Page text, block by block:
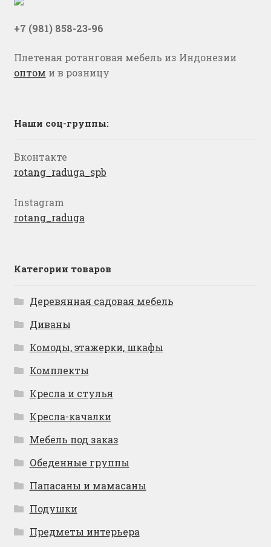
+7 (981) 858-23-96
Плетеная ротанговая мебель из Индонезии
оптом и в розницу
Наши соц-группы:
Вконтакте
rotang_raduga_spb
Instagram
rotang_raduga
Категории товаров
Деревянная садовая мебель
Диваны
Комоды, этажерки, шкафы
Комплекты
Кресла и стулья
Кресла-качалки
Мебель под заказ
Обеденные группы
Папасаны и мамасаны
Подушки
Предметы интерьера